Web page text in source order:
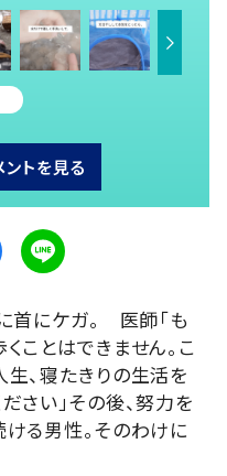
トを見る
首にケガ。 医師「も
ことはできません。こ
、寝たきりの生活を
さい」その後、努力を
ける男性。そのわけに